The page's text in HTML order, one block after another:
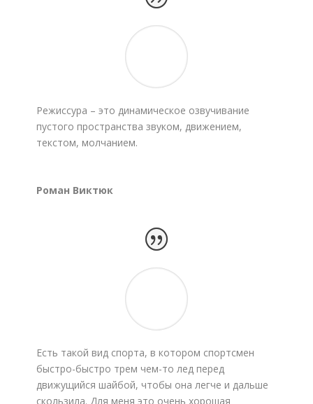
Режиссура – это динамическое озвучивание
пустого пространства звуком, движением,
текстом, молчанием.
Роман Виктюк
Есть такой вид спорта, в котором спортсмен
быстро-быстро трем чем-то лед перед
движущийся шайбой, чтобы она легче и дальше
скользила. Для меня это очень хорошая